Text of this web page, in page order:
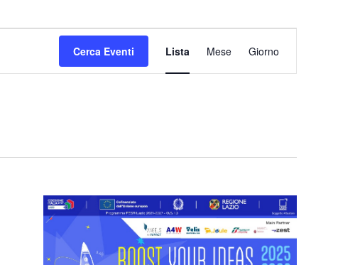
Cerca Eventi
Viste
Navigazione
Lista Mese Giorno